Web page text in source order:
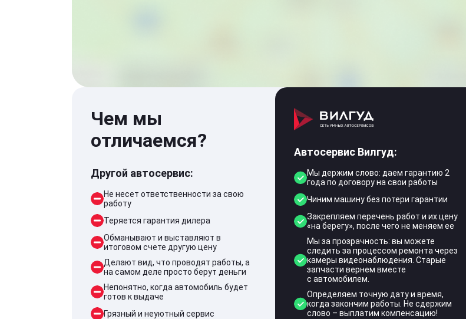
Чем мы
отличаемся?
Другой автосервис:
Не несет ответственности за свою
работу
Теряется гарантия дилера
Обманывают и выставляют в
итоговом счете другую цену
Делают вид, что проводят работы, а
на самом деле просто берут деньги
Непонятно, когда автомобиль будет
готов к выдаче
Грязный и неуютный сервис
Автосервис Вилгуд:
Мы держим слово: даем гарантию 2
года по договору на свои работы
Чиним машину без потери гарантии
Закрепляем перечень работ и их цену
«на берегу», после чего не меняем ее
Мы за прозрачность: вы можете
следить за процессом ремонта через
камеры видеонаблюдения. Старые
запчасти вернем вместе
с автомобилем.
Определяем точную дату и время,
когда закончим работы. Не сдержим
слово – выплатим компенсацию!